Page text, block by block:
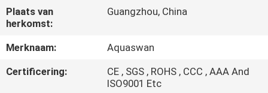
ONS
FABRIEKSREIS
KWALITEITSCONTROLE
Plaats van
herkomst:
Guangzhou, China
Merknaam:
Aquaswan
Certificering:
CE , SGS , ROHS , CCC , AAA And
ISO9001 Etc